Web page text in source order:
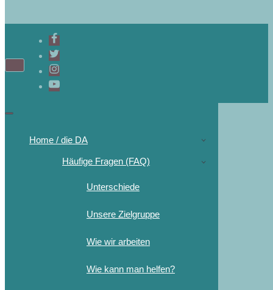
Navigations-
Navigations-
Home / die DA
Häufige Fragen (FAQ)
Unterschiede
Unsere Zielgruppe
Wie wir arbeiten
Wie kann man helfen?